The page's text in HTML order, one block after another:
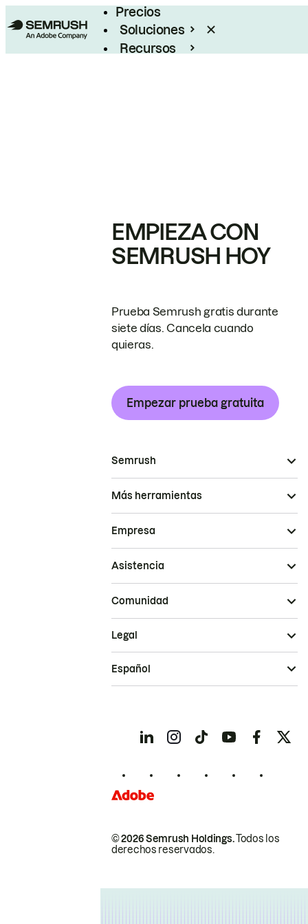
Precios
Soluciones
Recursos
EMPIEZA CON
SEMRUSH HOY
Prueba Semrush gratis durante
siete días. Cancela cuando
quieras.
Empezar prueba gratuita
Semrush
Más herramientas
Empresa
Asistencia
Comunidad
© 2026 Semrush Holdings.Todos los
derechos reservados.
Legal
Español